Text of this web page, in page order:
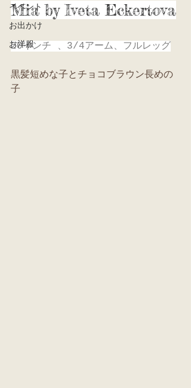
イベント
お出かけ
お洋服
Mia by Iveta Eckertova
20インチ 、3/4アーム、フルレッグ
黒髪短めな子とチョコブラウン長めの
子